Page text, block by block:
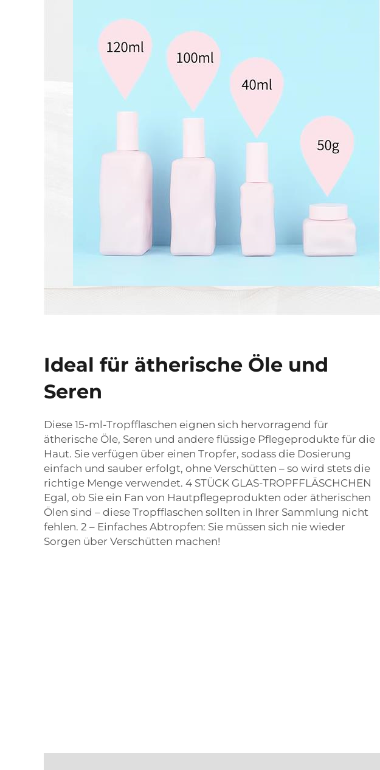
Ideal für ätherische Öle und
Seren
Diese 15-ml-Tropfflaschen eignen sich hervorragend für
ätherische Öle, Seren und andere flüssige Pflegeprodukte für die
Haut. Sie verfügen über einen Tropfer, sodass die Dosierung
einfach und sauber erfolgt, ohne Verschütten – so wird stets die
richtige Menge verwendet. 4 STÜCK GLAS-TROPFFLÄSCHCHEN
Egal, ob Sie ein Fan von Hautpflegeprodukten oder ätherischen
Ölen sind – diese Tropfflaschen sollten in Ihrer Sammlung nicht
fehlen. 2 – Einfaches Abtropfen: Sie müssen sich nie wieder
Sorgen über Verschütten machen!